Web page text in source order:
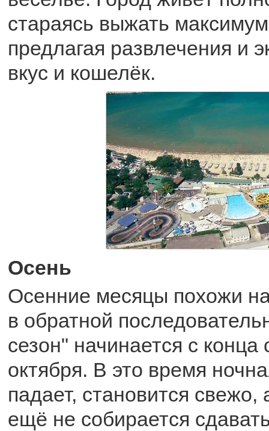
стараясь выжать
предлагая развлечения и
вкус и кошелёк.
Осень
Осенние месяцы похожи
в обратной
сезон" начинается с конца
октября. В это время
падает, становится свежо,
ещё не собирается